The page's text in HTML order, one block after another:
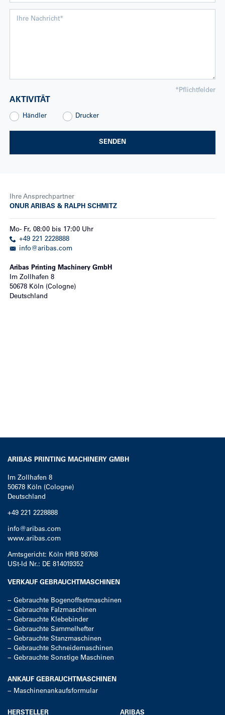
*Pflichtfelder
AKTIVITÄT
Händler Drucker
SENDEN
Ihre Ansprechpartner
ONUR ARIBAS & RALPH SCHMITZ
Mo- Fr,08:00 bis 17:00 Uhr
+49 221 2228888
info@aribas.com
Aribas Printing Machinery GmbH
Im Zollhafen 8
50678 Köln (Cologne)
Deutschland
ARIBAS PRINTING MACHINERY GMBH
Im Zollhafen 8
50678 Köln (Cologne)
Deutschland
+49 221 2228888
info@aribas.com
www.aribas.com
Amtsgericht: Köln HRB 58768
USt-Id Nr.: DE 814019352
VERKAUF GEBRAUCHTMASCHINEN
− Gebrauchte Bogenoffsetmaschinen
− Gebrauchte Falzmaschinen
− Gebrauchte Klebebinder
− Gebrauchte Sammelhefter
− Gebrauchte Stanzmaschinen
− Gebrauchte Schneidemaschinen
− Gebrauchte Sonstige Maschinen
ANKAUF GEBRAUCHTMASCHINEN
− Maschinenankaufsformular
HERSTELLER ARIBAS